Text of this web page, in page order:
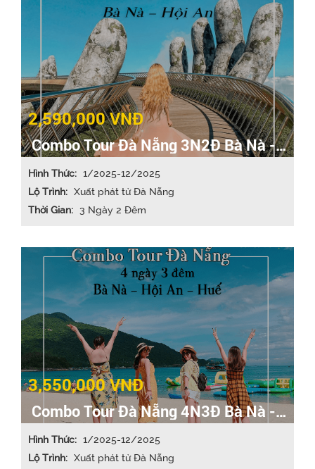
2,590,000 VNĐ
Combo Tour Đà Nẵng 3N2Đ Bà Nà -
Hội An
Hình Thức: 1/2025-12/2025
Lộ Trình: Xuất phát từ Đà Nẵng
Thời Gian: 3 Ngày 2 Đêm
3,550,000 VNĐ
Combo Tour Đà Nẵng 4N3Đ Bà Nà -
Hội An - Huế
Hình Thức: 1/2025-12/2025
Lộ Trình: Xuất phát từ Đà Nẵng